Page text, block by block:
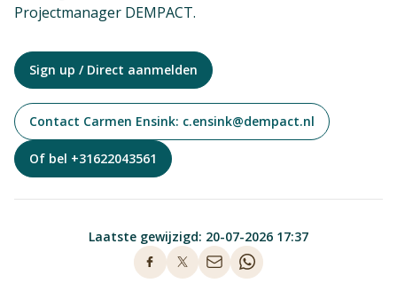
Projectmanager DEMPACT.
Sign up / Direct aanmelden
Contact Carmen Ensink: c.ensink@dempact.nl
Of bel +31622043561
Laatste gewijzigd: 20-07-2026 17:37